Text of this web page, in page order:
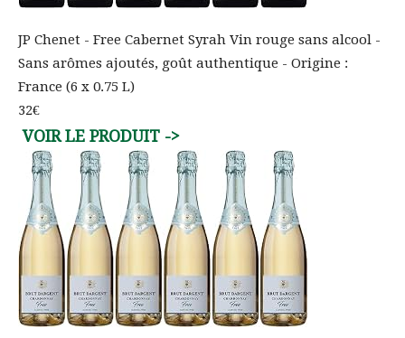
JP Chenet - Free Cabernet Syrah Vin rouge sans alcool -
Sans arômes ajoutés, goût authentique - Origine :
France (6 x 0.75 L)
32€